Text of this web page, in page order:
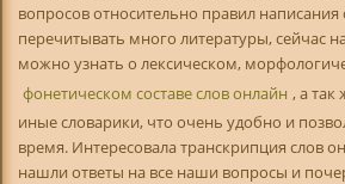
вопросов относительно правил написания
перечитывать много литературы, сейчас
можно узнать о лексическом,
фонетическом составе слов онлайн , а так
иные словарики, что очень удобно и
время. Интересовала транскрипция слов
нашли ответы на все наши вопросы и